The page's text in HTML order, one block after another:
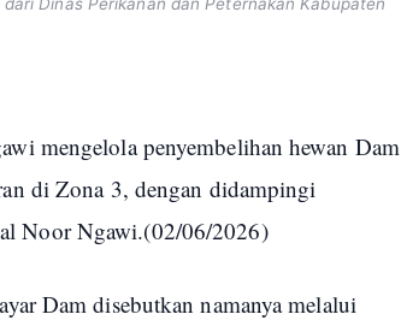
mengelola penyembelihan hewan Dam
di Zona 3, dengan didampingi
Noor Ngawi.(02/06/2026)
Dam disebutkan namanya melalui